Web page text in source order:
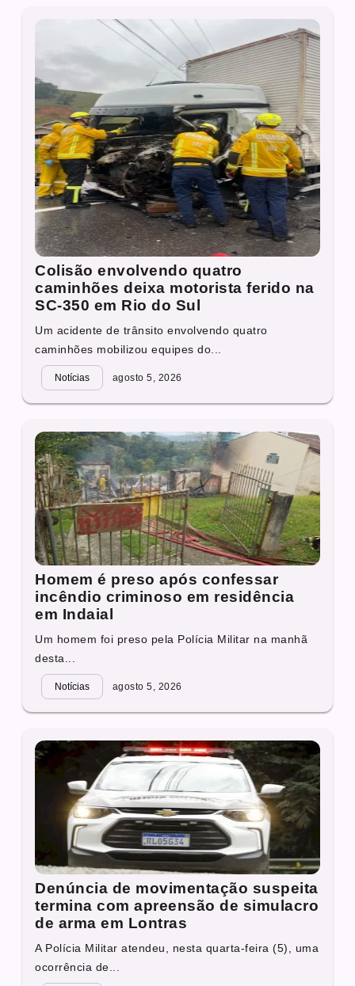
Colisão envolvendo quatro
caminhões deixa motorista ferido na
SC-350 em Rio do Sul
Um acidente de trânsito envolvendo quatro
caminhões mobilizou equipes do...
Notícias agosto 5, 2026
Homem é preso após confessar
incêndio criminoso em residência
em Indaial
Um homem foi preso pela Polícia Militar na manhã
desta...
Notícias agosto 5, 2026
Denúncia de movimentação suspeita
termina com apreensão de simulacro
de arma em Lontras
A Polícia Militar atendeu, nesta quarta-feira (5), uma
ocorrência de...